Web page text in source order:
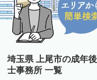
埼玉県 上尾市の成年
士事務所 一覧